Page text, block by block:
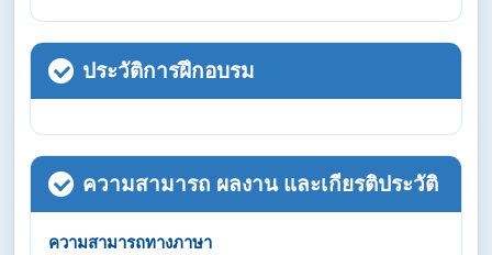
ประวัติการฝึกอบรม
ความสามารถ ผลงาน และเกียรติประวัติ
ความสามารถทางภาษา